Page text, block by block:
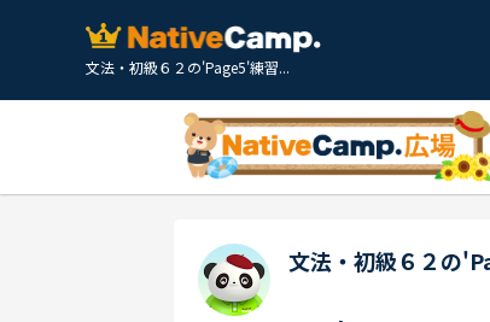
文法・初級６２の'Page5'練習...
文法・初級６２の